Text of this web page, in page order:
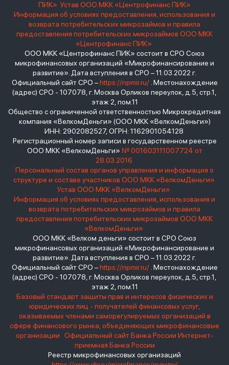
ПИК» Устав ООО МКК «Центрофинанс ПИК»
Информация об условиях предоставления, использования и
возврата потребительских микрозаймов и правила
предоставления потребительских микрозаймов ООО МКК
«Центрофинанс ПИК»
ООО МКК «Центрофинанс ПИК» состоит в СРО Союз
микрофинансовых организаций «Микрофинансирование и
развитие». Дата вступления в СРО – 11.03.2022 г.
Официальный сайт СРО –https://npmir.ru/. Местонахождение
(адрес) СРО - 107078, г. Москва Орликов переулок, д.5, стр.1,
этаж 2, пом.11
Общество с ограниченной ответственностью Микрокредитная
компания «ВелкомДеньги» (ООО МКК «ВелкомДеньги»)
ИНН: 2902082527, ОГРН: 1162901054128
Регистрационный номер записи в государственном реестре
ООО МКК «ВелкомДеньги» № 001603111007724 от
28.03.2016
Персональный состав органов управления и информация о
структуре и составе участников ООО МКК «ВелкомДеньги»
Устав ООО МКК «ВелкомДеньги»
Информация об условиях предоставления, использования и
возврата потребительских микрозаймов и правила
предоставления потребительских микрозаймов ООО МКК
«ВелкомДеньги»
ООО МКК «Велком деньги» состоит в СРО Союз
микрофинансовых организаций «Микрофинансирование и
развитие». Дата вступления в СРО – 11.03.2022 г.
Официальный сайт СРО –https://npmir.ru/. Местонахождение
(адрес) СРО - 107078, г. Москва Орликов переулок, д.5, стр.1,
этаж 2, пом.11
Базовый стандарт защиты прав и интересов физических и
юридических лиц - получателей финансовых услуг,
оказываемых членами саморегулируемых организаций в
сфере финансового рынка, объединяющих микрофинансовые
организации
Официальный сайт Банка России Интернет-
приемная Банка России
Реестр микрофинансовых организаций